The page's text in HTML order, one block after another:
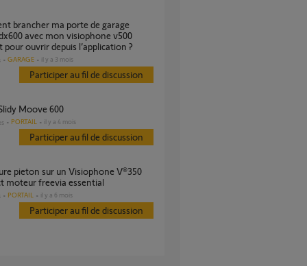
avec mon visiophone v500
pour ouvrir depuis l’application ?
GARAGE il y a 3 mois
Participer au fil de discussion
Moove 600
PORTAIL il y a 4 mois
Participer au fil de discussion
moteur freevia essential
PORTAIL il y a 6 mois
Participer au fil de discussion